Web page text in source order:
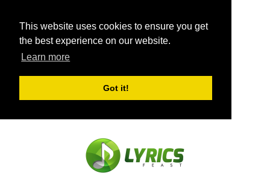
This website uses cookies to ensure you get
the best experience on our website.
Learn more
Got it!